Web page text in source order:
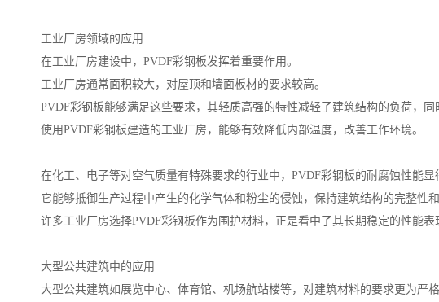
工业厂房领域的应用
在工业厂房建设中，PVDF彩钢板发挥着重要作用。
工业厂房通常面积较大，对屋顶和墙面板材的要求较高。
PVDF彩钢板能够满足这些要求，其轻质高强的特性减轻了建筑结构的负荷，同
使用PVDF彩钢板建造的工业厂房，能够有效降低内部温度，改善工作环境。
在化工、电子等对空气质量有特殊要求的行业中，PVDF彩钢板的耐腐蚀性能显
它能够抵御生产过程中产生的化学气体和粉尘的侵蚀，保持建筑结构的完整性和
许多工业厂房选择PVDF彩钢板作为围护材料，正是看中了其长期稳定的性能表
大型公共建筑中的应用
大型公共建筑如展览中心、体育馆、机场航站楼等，对建筑材料的要求更为严格